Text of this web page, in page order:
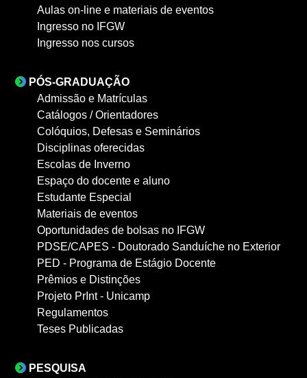
Aulas on-line e materiais de eventos
Ingresso no IFGW
Ingresso nos cursos
PÓS-GRADUAÇÃO
Admissão e Matrículas
Catálogos / Orientadores
Colóquios, Defesas e Seminários
Disciplinas oferecidas
Escolas de Inverno
Espaço do docente e aluno
Estudante Especial
Materiais de eventos
Oportunidades de bolsas no IFGW
PDSE/CAPES - Doutorado Sanduíche no Exterior
PED - Programa de Estágio Docente
Prêmios e Distinções
Projeto PrInt - Unicamp
Regulamentos
Teses Publicadas
PESQUISA